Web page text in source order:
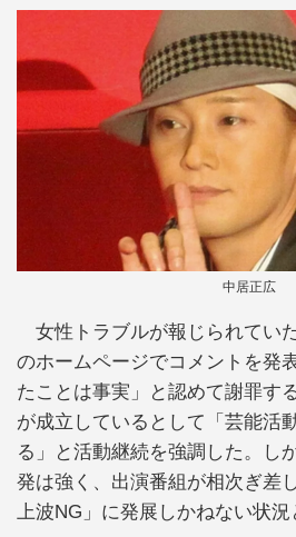
中居正広
女性トラブルが報じられてい
のホームページでコメントを発
たことは事実」と認めて謝罪す
が成立しているとして「芸能活
る」と活動継続を強調した。し
発は強く、出演番組が相次ぎ差
上波NG」に発展しかねない状況